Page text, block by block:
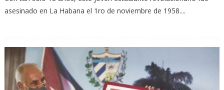
asesinado en La Habana el 1ro de noviembre de 1958....